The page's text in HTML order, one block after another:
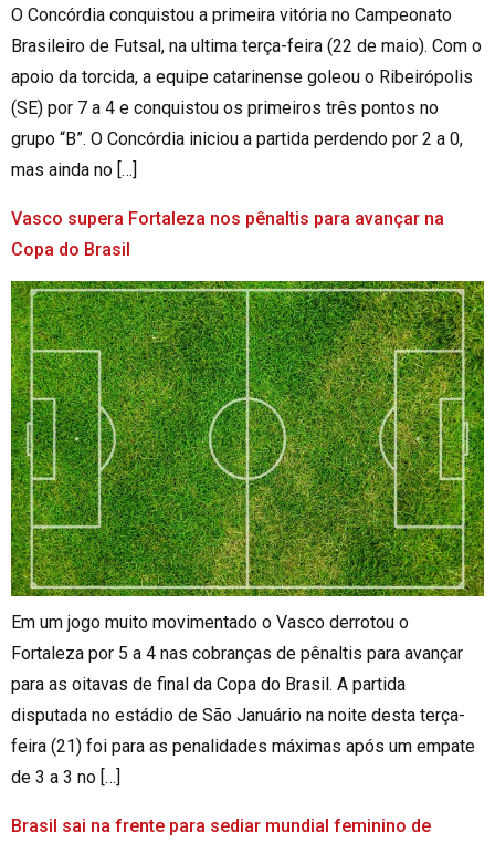
O Concórdia conquistou a primeira vitória no Campeonato
Brasileiro de Futsal, na ultima terça-feira (22 de maio). Com o
apoio da torcida, a equipe catarinense goleou o Ribeirópolis
(SE) por 7 a 4 e conquistou os primeiros três pontos no
grupo “B”. O Concórdia iniciou a partida perdendo por 2 a 0,
mas ainda no […]
Vasco supera Fortaleza nos pênaltis para avançar na
Copa do Brasil
Em um jogo muito movimentado o Vasco derrotou o
Fortaleza por 5 a 4 nas cobranças de pênaltis para avançar
para as oitavas de final da Copa do Brasil. A partida
disputada no estádio de São Januário na noite desta terça-
feira (21) foi para as penalidades máximas após um empate
de 3 a 3 no […]
Brasil sai na frente para sediar mundial feminino de